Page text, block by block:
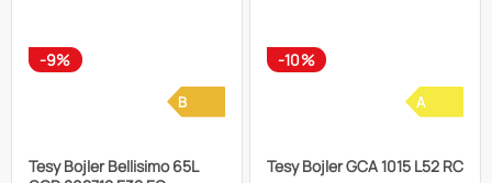
-9%
B
Tesy Bojler Bellisimo 65L
-10%
A
Tesy Bojler GCA 1015 L52 RC